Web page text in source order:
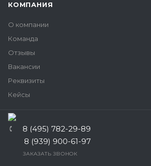
КОМПАНИЯ
О компании
Команда
Отзывы
Вакансии
Реквизиты
Кейсы
8 (495) 782-29-89
8 (939) 900-61-97
ЗАКАЗАТЬ ЗВОНОК